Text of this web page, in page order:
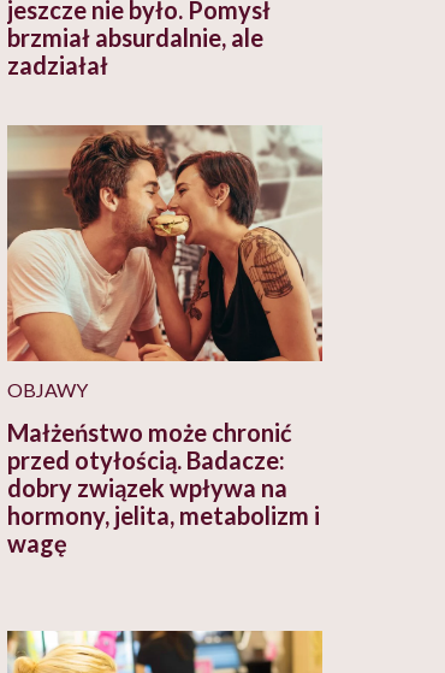
jeszcze nie było. Pomysł
brzmiał absurdalnie, ale
zadziałał
OBJAWY
Małżeństwo może chronić
przed otyłością. Badacze:
dobry związek wpływa na
hormony, jelita, metabolizm i
wagę